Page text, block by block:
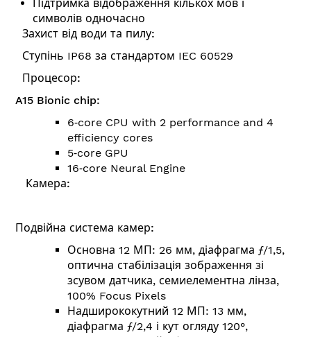
Підтримка відображення кількох мов і
символів одночасно
Захист від води та пилу:
Ступінь IP68 за стандартом IEC 60529
Процесор:
A15 Bionic chip:
6‑core CPU with 2 performance and 4
efficiency cores
5‑core GPU
16‑core Neural Engine
Камера:
Подвійна система камер:
Основна 12 МП: 26 мм, діафрагма ƒ/1,5,
оптична стабілізація зображення зі
зсувом датчика, семиелементна лінза,
100% Focus Pixels
Надширококутний 12 МП: 13 мм,
діафрагма ƒ/2,4 і кут огляду 120°,